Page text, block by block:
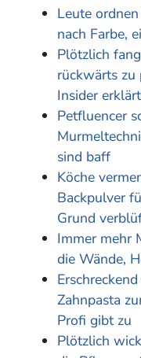
Leute
nach Farbe,
Plötzlich
rückwärts zu
Insider erklärt
Petfluencer
sind baff
Köche
Backpulver
Grund
Immer mehr
die Wände,
Zahnpasta
Profi gibt zu
Plötzlich